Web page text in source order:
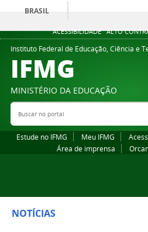
ACESSIBILIDADE ALTO
BRASIL
Instituto Federal de Educação, Ciência e
IFMG
MINISTÉRIO DA EDUCAÇÃO
Buscar no portal
Estude no IFMG Meu IFMG
Área de imprensa
NOTÍCIAS